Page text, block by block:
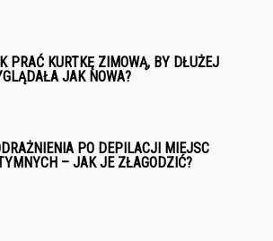
PRAĆ KURTKĘ ZIMOWĄ, BY DŁUŻEJ
JAK NOWA?
PO DEPILACJI MIEJSC
– JAK JE ZŁAGODZIĆ?